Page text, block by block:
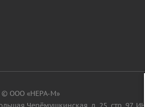
© ООО «НЕРА-М»